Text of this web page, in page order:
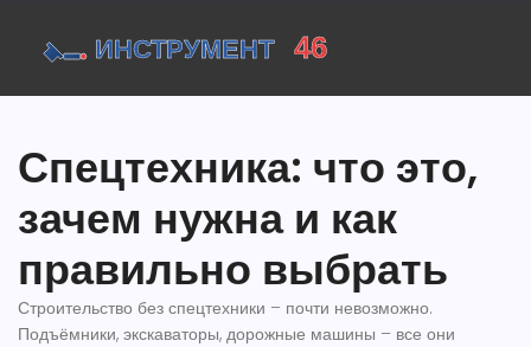
Спецтехника: что это,
зачем нужна и как
правильно выбрать
Строительство без спецтехники – почти невозможно.
Подъёмники, экскаваторы, дорожные машины – все они